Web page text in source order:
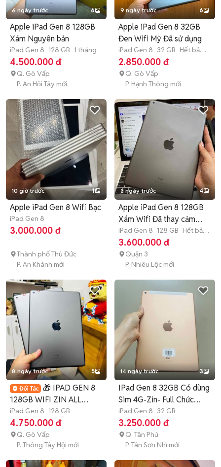
6 ngày trước 6
Apple iPad Gen 8 128GB
Xám Nguyên bản
iPad Gen 8 128 GB 1 tháng
4.500.000 đ
Q. Gò Vấp
P. An Hội Tây mới
9 ngày trước 6
Apple iPad Gen 8 32GB
Đen Wifi Mỹ Đã sử dụng
iPad Gen 8 32 GB Hết bảo
hành
2.850.000 đ
Q. Gò Vấp
P. Hạnh Thông mới
10 giờ trước 1
Apple iPad Gen 8 Wifi Bạc
iPad Gen 8
3.000.000 đ
Thành phố Thủ Đức
P. An Khánh mới
3 ngày trước 4
Apple iPad Gen 8 128GB
Xám Wifi Đã thay cảm
ứng
iPad Gen 8 128 GB Hết bảo
hành
3.600.000 đ
Quận 3
P. Nhiêu Lộc mới
8 ngày trước 5
🎁 IPAD GEN 8
128GB WIFI ZIN ALL
100% NEW 98.5 99%
iPad Gen 8 128 GB
4.750.000 đ
Q. Gò Vấp
P. Thông Tây Hội mới
14 ngày trước 3
IPad Gen 8 32GB Có dùng
Sim 4G-Zin- Full Chức
Năng
iPad Gen 8 32 GB
3.250.000 đ
Q. Tân Phú
P. Tân Sơn Nhì mới